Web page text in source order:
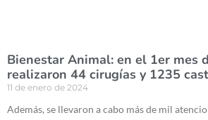
Bienestar Animal: en el 1er mes
realizaron 44 cirugías y 1235
11 de enero de 2024
Además, se llevaron a cabo más de mil